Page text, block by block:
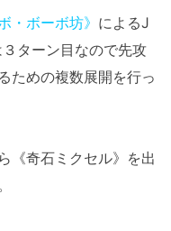
・ボーボ坊》 によるJ
ターン目なので先攻
ための複数展開を行っ
《奇石ミクセル》を出